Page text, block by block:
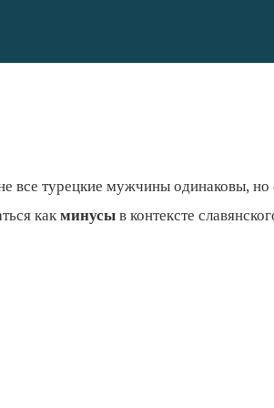
все турецкие мужчины одинаковы, но
как минусы в контексте